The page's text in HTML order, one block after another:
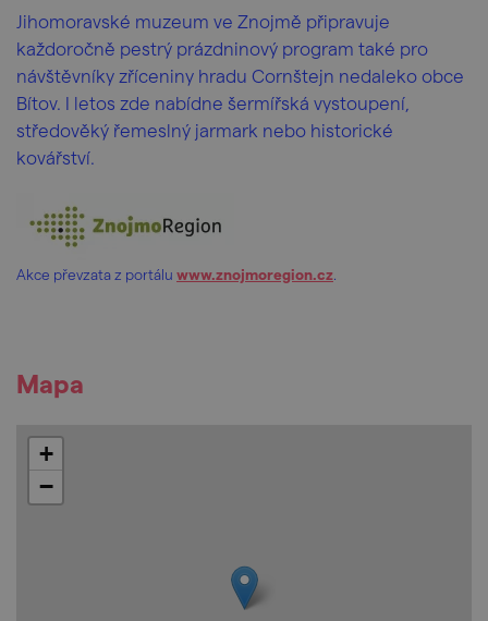
Jihomoravské muzeum ve Znojmě připravuje
každoročně pestrý prázdninový program také pro
návštěvníky zříceniny hradu Cornštejn nedaleko obce
Bítov. I letos zde nabídne šermířská vystoupení,
středověký řemeslný jarmark nebo historické
kovářství.
Akce převzata z portálu www.znojmoregion.cz
Mapa
+
−